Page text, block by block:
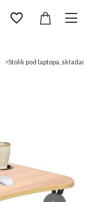
Stolik pod laptopa,